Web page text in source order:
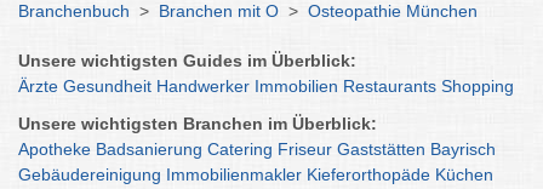
Branchenbuch > Branchen mit O > Osteopathie München
Unsere wichtigsten Guides im Überblick:
Ärzte Gesundheit Handwerker Immobilien Restaurants Shopping
Unsere wichtigsten Branchen im Überblick:
Apotheke Badsanierung Catering Friseur Gaststätten Bayrisch
Gebäudereinigung Immobilienmakler Kieferorthopäde Küchen